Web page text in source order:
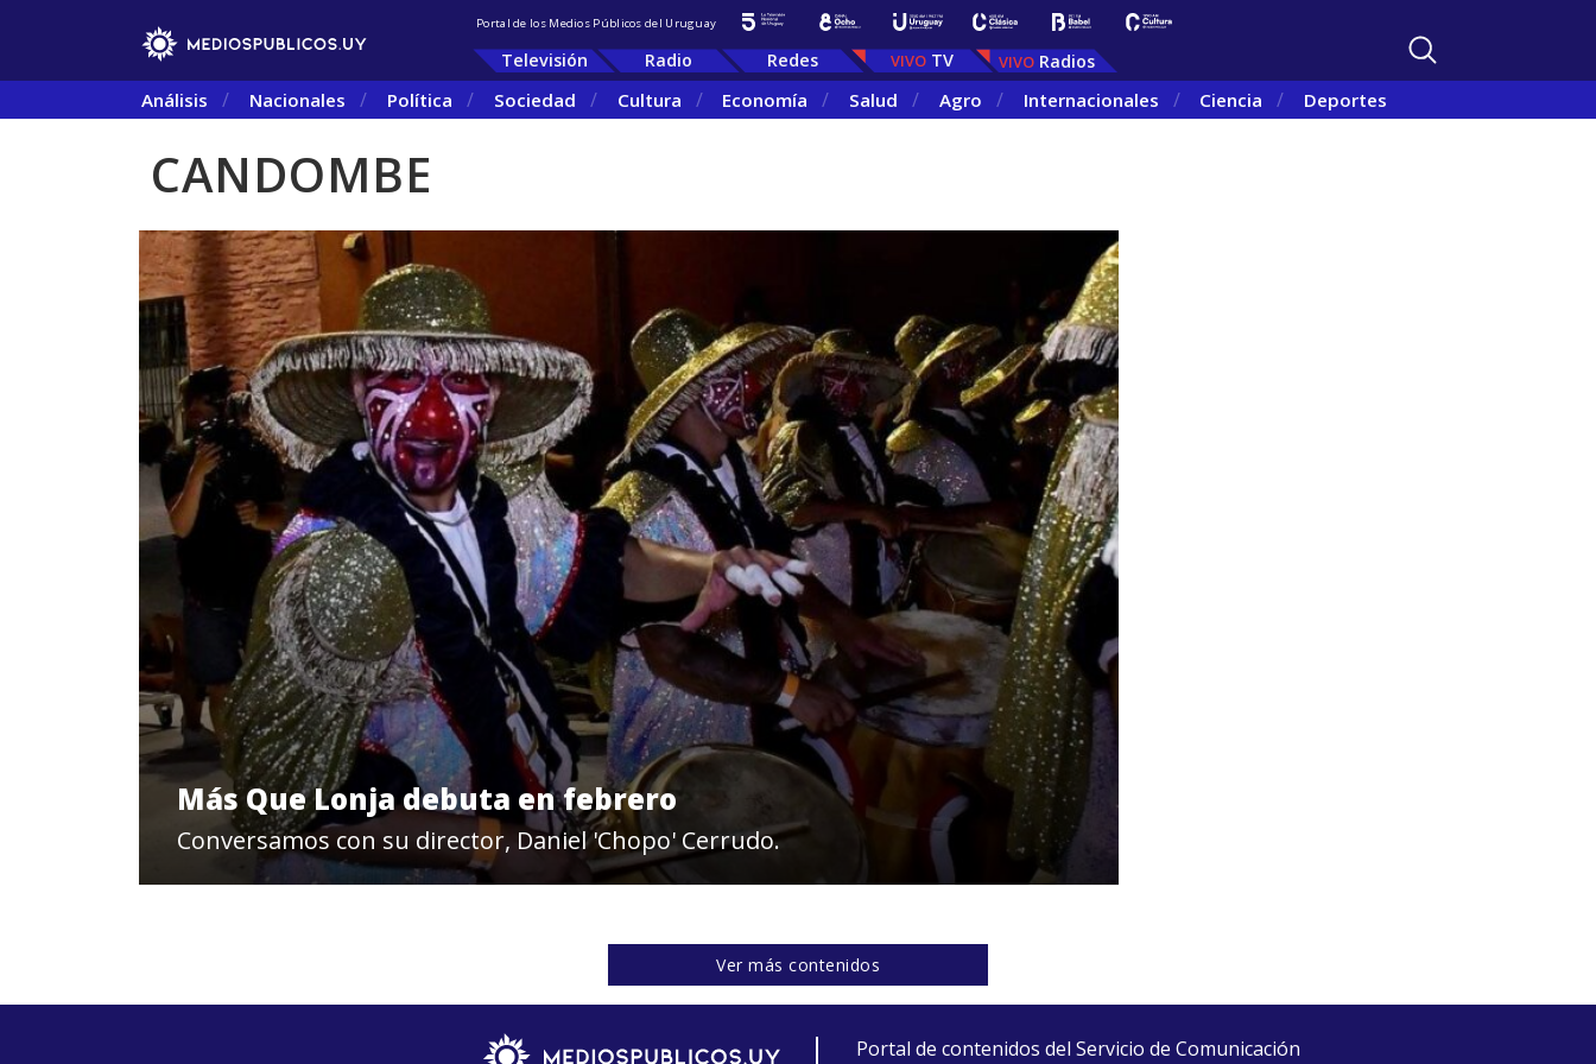
Portal de los Medios Públicos del Uruguay
Televisión Radio Redes TV Radios
Análisis Nacionales Política Sociedad Cultura Economía Salud Agro Internacionales Ciencia Deportes
CANDOMBE
Más Que Lonja debuta en febrero
Conversamos con su director, Daniel 'Chopo' Cerrudo.
Ver más contenidos
Portal de contenidos del Servicio de Comunicación